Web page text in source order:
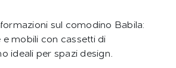
sul comodino Babila:
mobili con cassetti di
ideali per spazi design.